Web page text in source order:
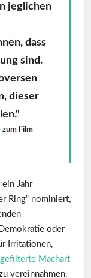
jeglichen
dass
sind.
dieser
zum Film
ein Jahr
Ring“ nominiert,
oder
Irritationen,
Machart
vereinnahmen.